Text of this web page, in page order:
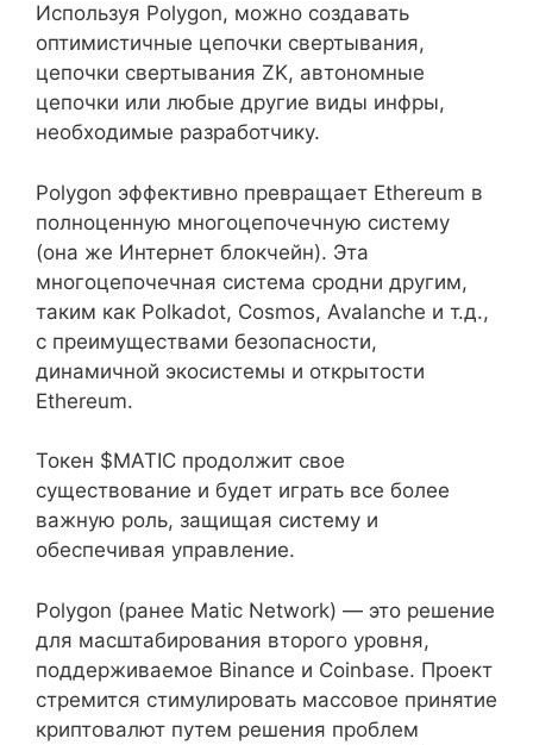
Используя Polygon, можно создавать
оптимистичные цепочки свертывания,
цепочки свертывания ZK, автономные
цепочки или любые другие виды инфры,
необходимые разработчику.
Polygon эффективно превращает Ethereum в
полноценную многоцепочечную систему
(она же Интернет блокчейн). Эта
многоцепочечная система сродни другим,
таким как Polkadot, Cosmos, Avalanche и т.д.,
с преимуществами безопасности,
динамичной экосистемы и открытости
Ethereum.
Токен $MATIC продолжит свое
существование и будет играть все более
важную роль, защищая систему и
обеспечивая управление.
Polygon (ранее Matic Network) — это решение
для масштабирования второго уровня,
поддерживаемое Binance и Coinbase. Проект
стремится стимулировать массовое принятие
криптовалют путем решения проблем